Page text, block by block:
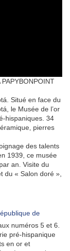
Situé en face du
le Musée de l’or
hispaniques. 34
pierres
des talents
1939, ce musée
an. Visite du
du « Salon doré »,
de
numéros 5 et 6.
pré-hispanique
en or et